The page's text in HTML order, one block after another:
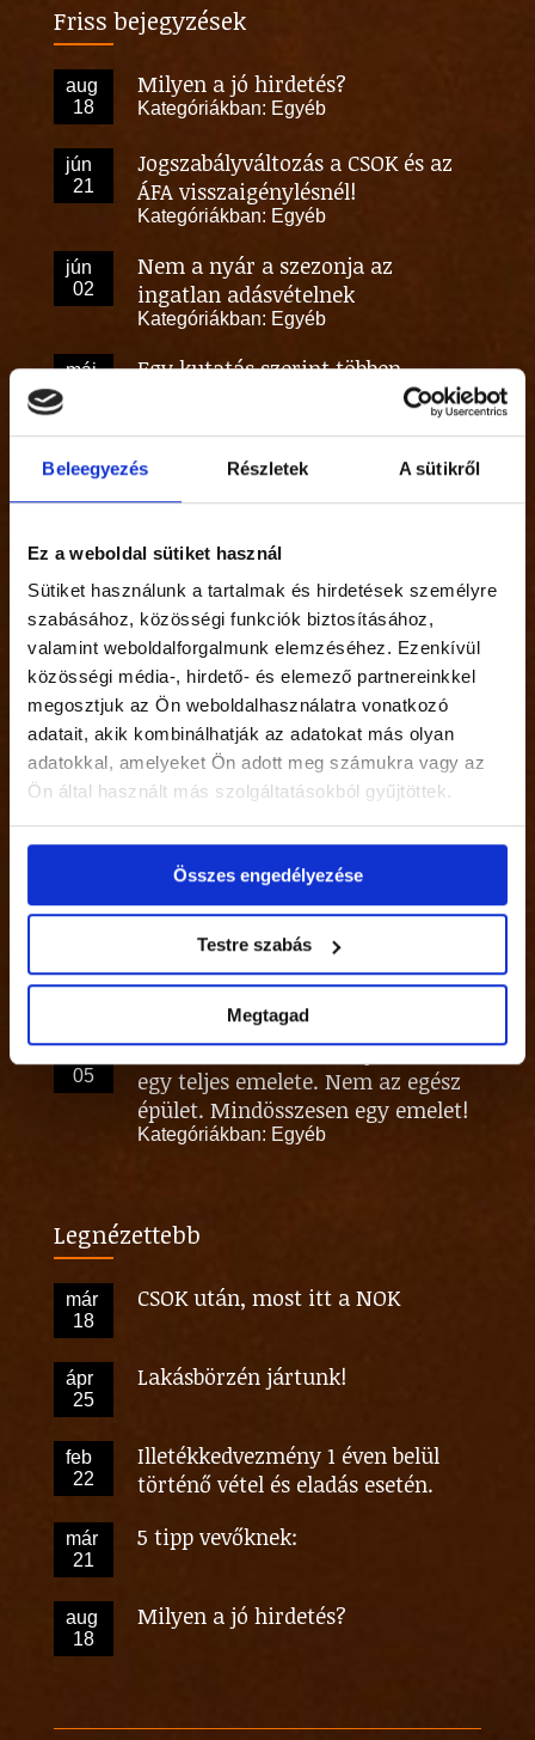
Beleegyezés Részletek A sütikről
Ez a weboldal sütiket használ
Sütiket használunk a tartalmak és hirdetések személyre
szabásához, közösségi funkciók biztosításához,
valamint weboldalforgalmunk elemzéséhez. Ezenkívül
közösségi média-, hirdető- és elemező partnereinkkel
megosztjuk az Ön weboldalhasználatra vonatkozó
adatait, akik kombinálhatják az adatokat más olyan
adatokkal, amelyeket Ön adott meg számukra vagy az
Ön által használt más szolgáltatásokból gyűjtöttek.
Összes engedélyezése
Testre szabás
Megtagad
Friss bejegyzések
aug
18
Milyen a jó hirdetés?
Kategóriákban: Egyéb
jún
21
Jogszabályváltozás a CSOK és az
ÁFA visszaigénylésnél!
Kategóriákban: Egyéb
jún
02
Nem a nyár a szezonja az
ingatlan adásvételnek
Kategóriákban: Egyéb
máj
Egy kutatás szerint többen
vásárolnának, mint eladnának
máj
Személyes tapasztalat az irodából
ápr
25
Lakásbörzén jártunk!
Kategóriákban:Egyéb
ápr
18
Napjaink ingatlanviszonyaira
tekintettel mindenképpen
javasoltak az alábbiak egy ügyvéd
segítségével:
Kategóriákban:Egyéb
11
A jó hirdetés alapelemei, azaz mi
alapján keres a vevő
Kategóriákban:Egyéb
ápr
Itt a jó idő, kezdődnek az
építkezések néhány ötlet, hogyan
spórolhatnak akár milliókat is!
05
Eladó a debreceni Aranybika hotel
egy teljes emelete. Nem az egész
épület. Mindösszesen egy emelet!
Kategóriákban: Egyéb
Legnézettebb
már
18
CSOK után, most itt a NOK
ápr
25
Lakásbörzén jártunk!
feb
22
Illetékkedvezmény 1 éven belül
történő vétel és eladás esetén.
már
21
5 tipp vevőknek:
aug
18
Milyen a jó hirdetés?